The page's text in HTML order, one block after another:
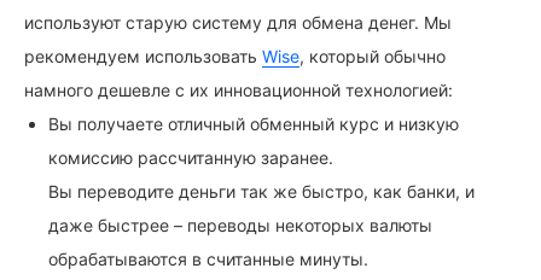
используют старую систему для обмена денег. Мы
рекомендуем использовать Wise, который обычно
намного дешевле с их инновационной технологией:
Вы получаете отличный обменный курс и низкую
комиссию рассчитанную заранее.
Вы переводите деньги так же быстро, как банки, и
даже быстрее – переводы некоторых валюты
обрабатываются в считанные минуты.